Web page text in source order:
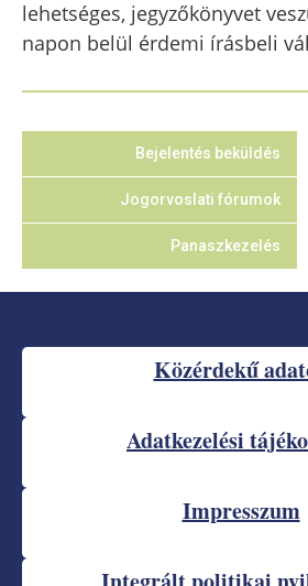
lehetséges, jegyzőkönyvet
napon belül érdemi írásbeli
Bejelentés beküldés
Jogorvoslati fórumok
Panaszkezelés
Közérdekű
Adatkezelési
Impresszum